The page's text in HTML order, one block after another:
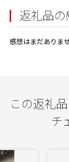
返礼品の
感想はまだありませ
この返礼
チ